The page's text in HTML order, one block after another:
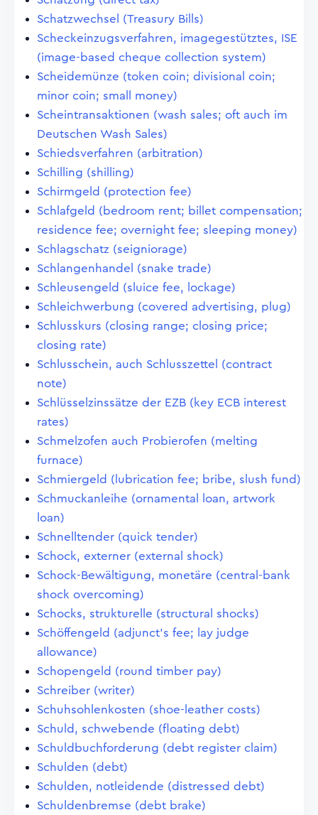
Schatzwechsel (Treasury Bills)
Scheckeinzugsverfahren, imagegestütztes, ISE
(image-based cheque collection system)
Scheidemünze (token coin; divisional coin;
minor coin; small money)
Scheintransaktionen (wash sales; oft auch im
Deutschen Wash Sales)
Schiedsverfahren (arbitration)
Schilling (shilling)
Schirmgeld (protection fee)
Schlafgeld (bedroom rent; billet compensation;
residence fee; overnight fee; sleeping money)
Schlagschatz (seigniorage)
Schlangenhandel (snake trade)
Schleusengeld (sluice fee, lockage)
Schleichwerbung (covered advertising, plug)
Schlusskurs (closing range; closing price;
closing rate)
Schlusschein, auch Schlusszettel (contract
note)
Schlüsselzinssätze der EZB (key ECB interest
rates)
Schmelzofen auch Probierofen (melting
furnace)
Schmiergeld (lubrication fee; bribe, slush fund)
Schmuckanleihe (ornamental loan, artwork
loan)
Schnelltender (quick tender)
Schock, externer (external shock)
Schock-Bewältigung, monetäre (central-bank
shock overcoming)
Schocks, strukturelle (structural shocks)
Schöffengeld (adjunct's fee; lay judge
allowance)
Schopengeld (round timber pay)
Schreiber (writer)
Schuhsohlenkosten (shoe-leather costs)
Schuld, schwebende (floating debt)
Schuldbuchforderung (debt register claim)
Schulden (debt)
Schulden, notleidende (distressed debt)
Schuldenbremse (debt brake)